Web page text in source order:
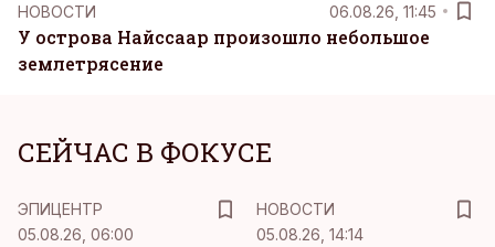
НОВОСТИ 06.08.26, 11:45
У острова Найссаар произошло небольшое
землетрясение
СЕЙЧАС В ФОКУСЕ
ЭПИЦЕНТР
05.08.26, 06:00
НОВОСТИ
05.08.26, 14:14